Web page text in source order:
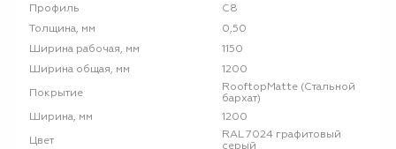
Профиль
С8
Толщина, мм
0,50
Ширина рабочая, мм
1150
Ширина общая, мм
1200
Покрытие
RooftopMatte (Стальной
бархат)
Ширина, мм
1200
Цвет
RAL 7024 графитовый
серый